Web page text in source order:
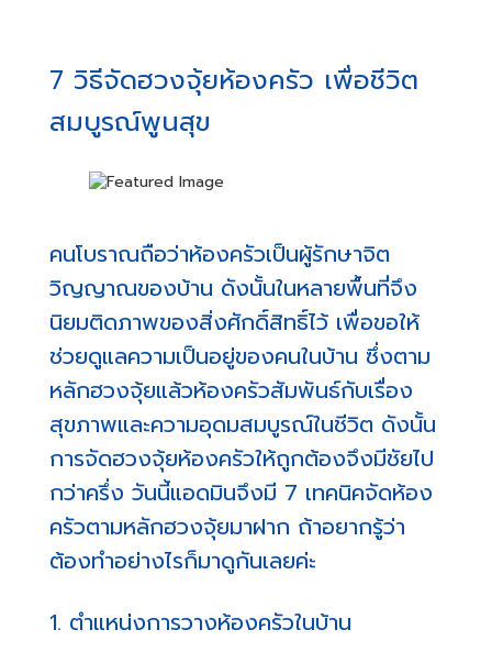
7 วิธีจัดฮวงจุ้ยห้องครัว เพื่อชีวิต
สมบูรณ์พูนสุข
คนโบราณถือว่าห้องครัวเป็นผู้รักษาจิต
วิญญาณของบ้าน ดังนั้นในหลายพื้นที่จึง
นิยมติดภาพของสิ่งศักดิ์สิทธิ์ไว้ เพื่อขอให้
ช่วยดูแลความเป็นอยู่ของคนในบ้าน ซึ่งตาม
หลักฮวงจุ้ยแล้วห้องครัวสัมพันธ์กับเรื่อง
สุขภาพและความอุดมสมบูรณ์ในชีวิต ดังนั้น
การจัดฮวงจุ้ยห้องครัวให้ถูกต้องจึงมีชัยไป
กว่าครึ่ง วันนี้แอดมินจึงมี 7 เทคนิคจัดห้อง
ครัวตามหลักฮวงจุ้ยมาฝาก ถ้าอยากรู้ว่า
ต้องทำอย่างไรก็มาดูกันเลยค่ะ
1. ตำแหน่งการวางห้องครัวในบ้าน